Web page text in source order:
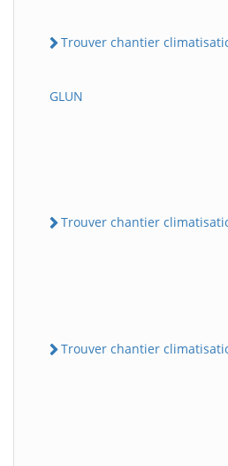
Trouver chantier
GLUN
Trouver chantier
Trouver chantier